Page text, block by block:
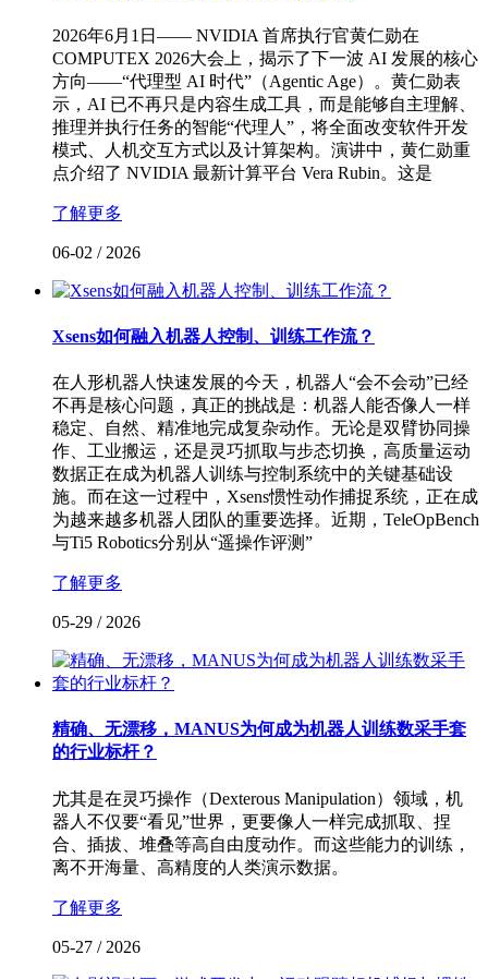
2026年6月1日—— NVIDIA 首席执行官黄仁勋在
COMPUTEX 2026大会上，揭示了下一波 AI 发展的核心
方向——“代理型 AI 时代”（Agentic Age）。黄仁勋表
示，AI 已不再只是内容生成工具，而是能够自主理解、
推理并执行任务的智能“代理人”，将全面改变软件开发
模式、人机交互方式以及计算架构。演讲中，黄仁勋重
点介绍了 NVIDIA 最新计算平台 Vera Rubin。这是
了解更多
06-02 / 2026
Xsens如何融入机器人控制、训练工作流？
在人形机器人快速发展的今天，机器人“会不会动”已经
不再是核心问题，真正的挑战是：机器人能否像人一样
稳定、自然、精准地完成复杂动作。无论是双臂协同操
作、工业搬运，还是灵巧抓取与步态切换，高质量运动
数据正在成为机器人训练与控制系统中的关键基础设
施。而在这一过程中，Xsens惯性动作捕捉系统，正在成
为越来越多机器人团队的重要选择。近期，TeleOpBench
与Ti5 Robotics分别从“遥操作评测”
了解更多
05-29 / 2026
精确、无漂移，MANUS为何成为机器人训练数采手套
的行业标杆？
尤其是在灵巧操作（Dexterous Manipulation）领域，机
器人不仅要“看见”世界，更要像人一样完成抓取、捏
合、插拔、堆叠等高自由度动作。而这些能力的训练，
离不开海量、高精度的人类演示数据。
了解更多
05-27 / 2026